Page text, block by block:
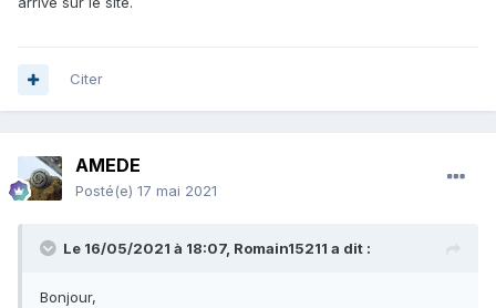
Citer
AMEDE
Posté(e) 17 mai 2021
Le 16/05/2021 à 18:07, Romain15211 a dit :
Bonjour,